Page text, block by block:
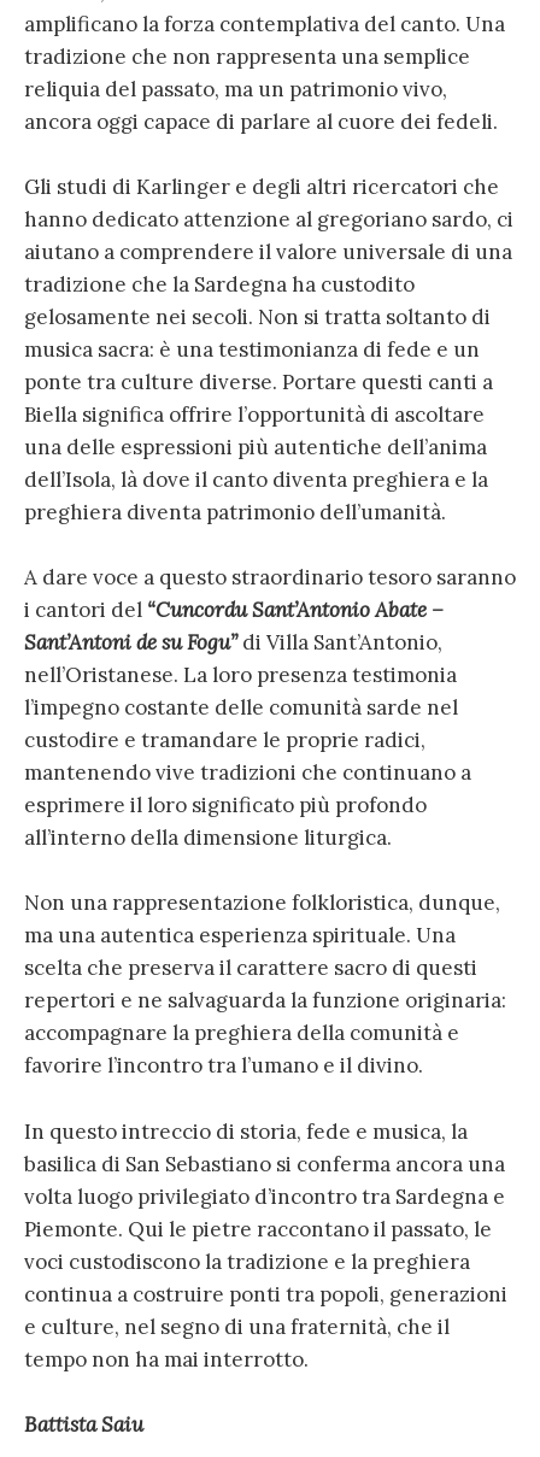
amplificano la forza contemplativa del canto. Una
tradizione che non rappresenta una semplice
reliquia del passato, ma un patrimonio vivo,
ancora oggi capace di parlare al cuore dei fedeli.
Gli studi di Karlinger e degli altri ricercatori che
hanno dedicato attenzione al gregoriano sardo, ci
aiutano a comprendere il valore universale di una
tradizione che la Sardegna ha custodito
gelosamente nei secoli. Non si tratta soltanto di
musica sacra: è una testimonianza di fede e un
ponte tra culture diverse. Portare questi canti a
Biella significa offrire l’opportunità di ascoltare
una delle espressioni più autentiche dell’anima
dell’Isola, là dove il canto diventa preghiera e la
preghiera diventa patrimonio dell’umanità.
A dare voce a questo straordinario tesoro saranno
i cantori del “Cuncordu Sant’Antonio Abate –
Sant’Antoni de su Fogu”di Villa Sant’Antonio,
nell’Oristanese. La loro presenza testimonia
l’impegno costante delle comunità sarde nel
custodire e tramandare le proprie radici,
mantenendo vive tradizioni che continuano a
esprimere il loro significato più profondo
all’interno della dimensione liturgica.
Non una rappresentazione folkloristica, dunque,
ma una autentica esperienza spirituale. Una
scelta che preserva il carattere sacro di questi
repertori e ne salvaguarda la funzione originaria:
accompagnare la preghiera della comunità e
favorire l’incontro tra l’umano e il divino.
In questo intreccio di storia, fede e musica, la
basilica di San Sebastiano si conferma ancora una
volta luogo privilegiato d’incontro tra Sardegna e
Piemonte. Qui le pietre raccontano il passato, le
voci custodiscono la tradizione e la preghiera
continua a costruire ponti tra popoli, generazioni
e culture, nel segno di una fraternità, che il
tempo non ha mai interrotto.
Battista Saiu